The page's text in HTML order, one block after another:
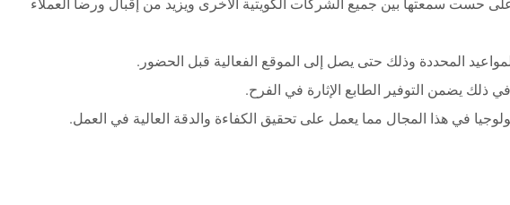
حست سمعتها بين جميع الشركات الكويتية الأخرى ويزيد من إقبال ورضا العملاء
المحددة وذلك حتى يصل إلى الموقع الفعالية قبل الحضور.
ذلك يضمن التوفير الطابع الإثارة في الفرح.
في هذا المجال مما يعمل على تحقيق الكفاءة والدقة العالية في العمل.